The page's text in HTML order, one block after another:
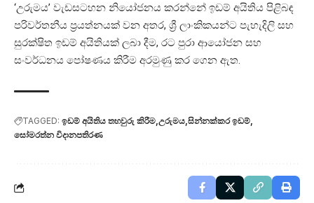
‘උරුමය’ වැඩසටහන නියෝජනය කරන්නේ ඉඩම් අයිතිය පිළිබඳ
පරිවර්තනීය ප්‍රයත්නයක් වන අතර, ශ්‍රී ලාංකිකයන්ට පැහැදිලි සහ
සුරක්ෂිත ඉඩම් අයිතියක් ලබා දීම, රට පුරා ආයෝජන සහ
සංවර්ධනය පෝෂණය කිරීම අරමුණු කර ගෙන ඇත.
TAGGED: ඉඩම් අයිතිය තහවුරු කිරීම උරුමය සින්නක්කර ඉඩම්
සෝමරත්න විදානපතිරණ